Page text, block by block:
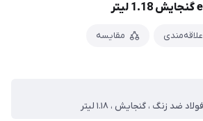
علاقه‌مندی مقایسه